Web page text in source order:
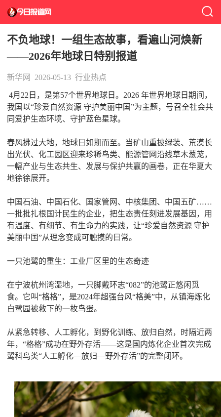
不负地球！一组生态故事，看遍山河焕新
——2026年地球日特别报道
新华网 2026-05-13 行业热点
4月22日，是第57个世界地球日。2026 年世界地球日期间，
我国以“珍爱自然资源 守护美丽中国”为主题，号召全社会共
同爱护生态环境、守护蓝色星球。
春风拂过大地，地球日如期而至。当矿山重披绿装、荒漠长
出光伏、化工园区迎来珍稀鸟类、能源管网沿线草木葱茏，
一幅产业与生态共生、发展与保护共赢的画卷，正在华夏大
地徐徐展开。
中国石油、中国石化、国家管网、中核集团、中国五矿……
一批批扎根国计民生的企业，把生态责任刻进发展基因，用
有温度、有细节、有生命力的实践，让“珍爱自然资源 守护
美丽中国”从理念变成可触摸的日常。
一只池鹭的重生：工业厂区里的生态奇迹
在宁波杭州湾湿地，一只脚戴环志“082”的池鹭正悠闲觅
食。它叫“格格”，是2024年超强台风“格美”中，从镇海炼化
白鹭园被救下的一枚鸟蛋。
从紧急转移、人工孵化，到野化训练、放归自然，时隔近两
年，“格格”成功在野外存活——这是国内炼化企业首次完成
鹭科鸟类“人工孵化—放归—野外存活”的完整闭环。